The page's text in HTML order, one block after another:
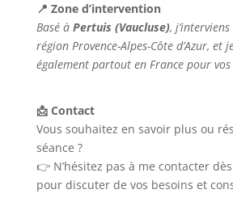
📍 Zone d’intervention
Basé à Pertuis (Vaucluse),
région Provence-Alpes-Côte d’Azur, et
également partout en France pour
📩 Contact
Vous souhaitez en savoir plus ou
séance ?
👉 N’hésitez pas à me contacter
pour discuter de vos besoins et